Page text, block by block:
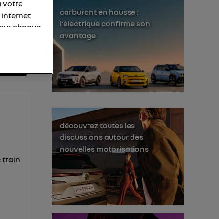
train
carburant en hausse :
l’électrique confirme son
avantage
découvrez toutes les
discussions autour des
nouvelles motorisations
votre
internet
chaque
adresse
même